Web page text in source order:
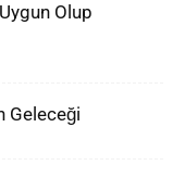
Olup
Geleceği